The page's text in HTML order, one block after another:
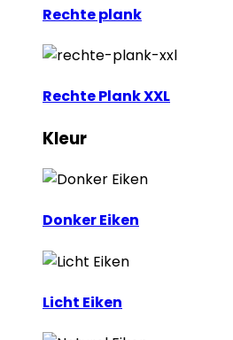
Rechte plank
Rechte Plank XXL
Kleur
Donker Eiken
Licht Eiken